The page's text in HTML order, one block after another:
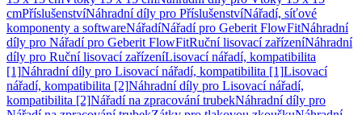
cmPříslušenstvíNáhradní díly pro PříslušenstvíNářadí, síťové
komponenty a softwareNářadíNářadí pro Geberit FlowFitNáhradní
díly pro Nářadí pro Geberit FlowFitRuční lisovací zařízeníNáhradní
díly pro Ruční lisovací zařízeníLisovací nářadí, kompatibilita
[1]Náhradní díly pro Lisovací nářadí, kompatibilita [1]Lisovací
nářadí, kompatibilita [2]Náhradní díly pro Lisovací nářadí,
kompatibilita [2]Nářadí na zpracování trubekNáhradní díly pro